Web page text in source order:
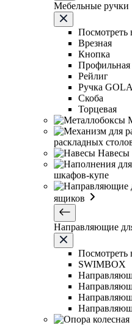
Мебельные ручки
Посмотреть
Врезная
Кнопка
Профильная
Рейлиг
Ручка GOLA
Скоба
Торцевая
раскладных
Навесы
шкафов-купе
ящиков
Направляющие
Посмотреть
SWIMBOX